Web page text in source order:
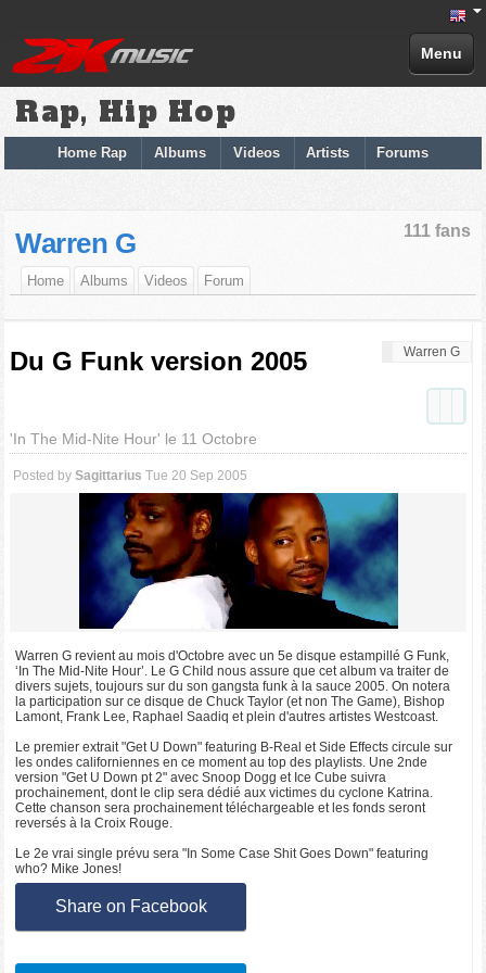
Menu
Rap, Hip Hop
Home Rap Albums Videos Artists Forums
111 fans
Warren G
Home Albums Videos Forum
Warren G
Du G Funk version 2005
'In The Mid-Nite Hour' le 11 Octobre
Posted bySagittarius Tue 20 Sep 2005
Warren G revient au mois d'Octobre avec un 5e disque estampillé G Funk,
‘In The Mid-Nite Hour’. Le G Child nous assure que cet album va traiter de
divers sujets, toujours sur du son gangsta funk à la sauce 2005. On notera
la participation sur ce disque de Chuck Taylor (et non The Game), Bishop
Lamont, Frank Lee, Raphael Saadiq et plein d'autres artistes Westcoast.
Le premier extrait "Get U Down" featuring B-Real et Side Effects circule sur
les ondes californiennes en ce moment au top des playlists. Une 2nde
version "Get U Down pt 2" avec Snoop Dogg et Ice Cube suivra
prochainement, dont le clip sera dédié aux victimes du cyclone Katrina.
Cette chanson sera prochainement téléchargeable et les fonds seront
reversés à la Croix Rouge.
Le 2e vrai single prévu sera "In Some Case Shit Goes Down" featuring
who? Mike Jones!
Share on Facebook